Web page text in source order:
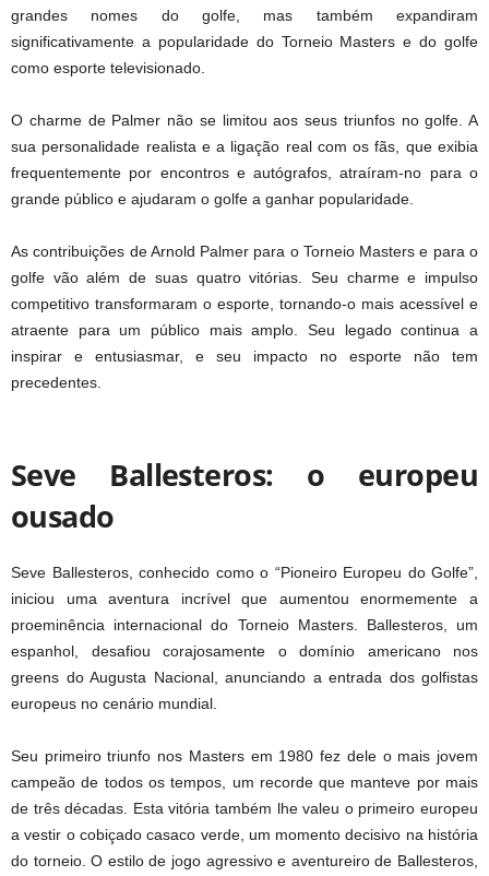
grandes nomes do golfe, mas também expandiram
significativamente a popularidade do Torneio Masters e do golfe
como esporte televisionado.
O charme de Palmer não se limitou aos seus triunfos no golfe. A
sua personalidade realista e a ligação real com os fãs, que exibia
frequentemente por encontros e autógrafos, atraíram-no para o
grande público e ajudaram o golfe a ganhar popularidade.
As contribuições de Arnold Palmer para o Torneio Masters e para o
golfe vão além de suas quatro vitórias. Seu charme e impulso
competitivo transformaram o esporte, tornando-o mais acessível e
atraente para um público mais amplo. Seu legado continua a
inspirar e entusiasmar, e seu impacto no esporte não tem
precedentes.
Seve Ballesteros: o europeu
ousado
Seve Ballesteros, conhecido como o “Pioneiro Europeu do Golfe”,
iniciou uma aventura incrível que aumentou enormemente a
proeminência internacional do Torneio Masters. Ballesteros, um
espanhol, desafiou corajosamente o domínio americano nos
greens do Augusta Nacional, anunciando a entrada dos golfistas
europeus no cenário mundial.
Seu primeiro triunfo nos Masters em 1980 fez dele o mais jovem
campeão de todos os tempos, um recorde que manteve por mais
de três décadas. Esta vitória também lhe valeu o primeiro europeu
a vestir o cobiçado casaco verde, um momento decisivo na história
do torneio. O estilo de jogo agressivo e aventureiro de Ballesteros,